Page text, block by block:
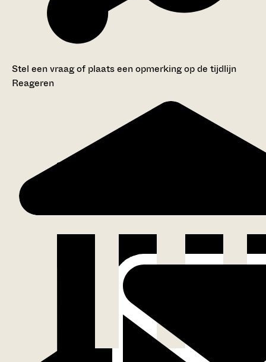
Stel een vraag of plaats een opmerking op de tijdlijn
Reageren